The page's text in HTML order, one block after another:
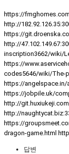
https://
http://
https://
http://
inscription3662/wiki/
https://
codes5646/wiki/The-
https://
https://jobpile.uk/
http://
http://
https://
dragon-game.html
답변